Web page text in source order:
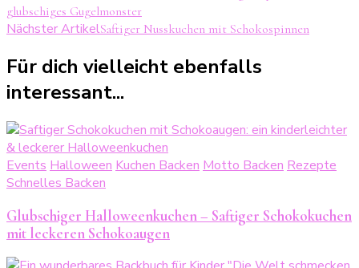
glubschiges Gugelmonster
Nächster ArtikelSaftiger Nusskuchen mit Schokospinnen
Für dich vielleicht ebenfalls
interessant...
Events Halloween Kuchen Backen Motto Backen Rezepte
Schnelles Backen
Glubschiger Halloweenkuchen – Saftiger Schokokuchen
mit leckeren Schokoaugen